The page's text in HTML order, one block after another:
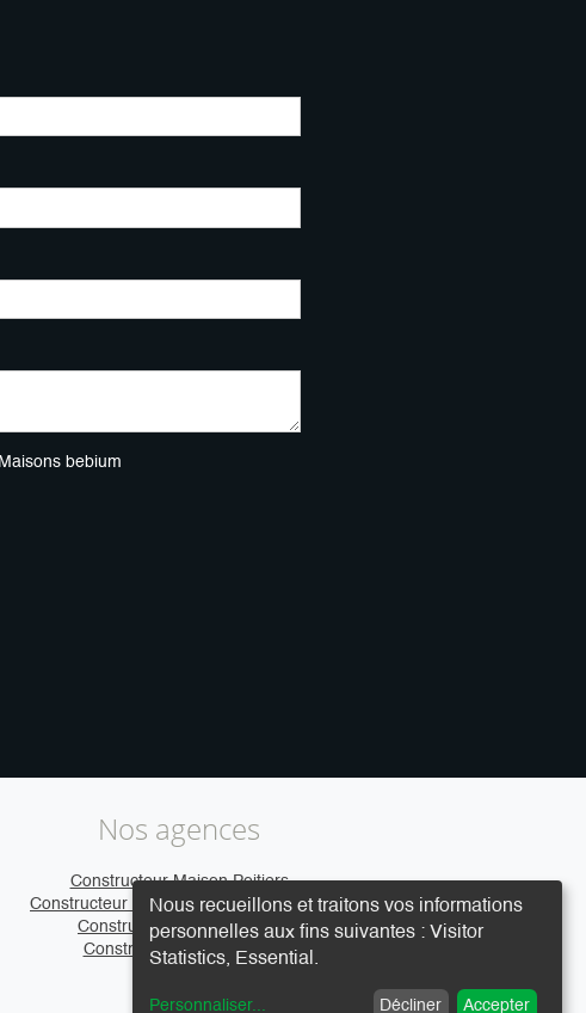
bebium
Nos agences
Constructeur Maison Poitiers
Constructeur Maison Clermont-Ferrand
Constructeur Maison Caen
Constructeur Maison Vire
Nous recueillons et traitons vos informations
personnelles aux fins suivantes : Visitor
Statistics, Essential .
Personnaliser... Décliner Accepter